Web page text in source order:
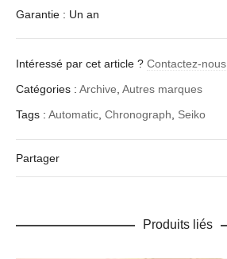
Garantie : Un an
Intéressé par cet article ? Contactez-nous
Catégories : Archive, Autres marques
Tags : Automatic, Chronograph, Seiko
Partager
Produits liés